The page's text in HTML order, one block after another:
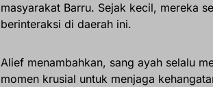
masyarakat Barru. Sejak kecil, mereka
berinteraksi di daerah ini.
Alief menambahkan, sang ayah selalu
momen krusial untuk menjaga